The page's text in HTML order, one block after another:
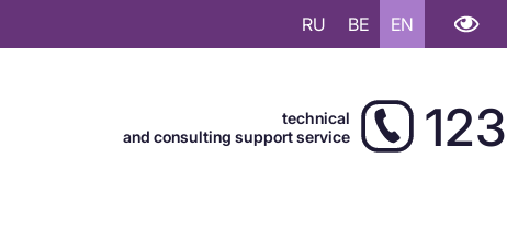
RU BE EN
technical
and consulting support service
123